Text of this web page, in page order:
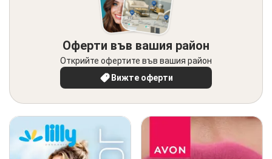
Оферти във вашия район
Открийте офертите във вашия район
Вижте оферти